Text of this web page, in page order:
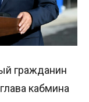
гражданин
кабмина